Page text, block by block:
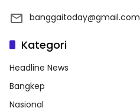
banggaitoday@gmail.com
Kategori
Headline News
Bangkep
Nasional